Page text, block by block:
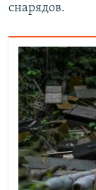
снарядов.